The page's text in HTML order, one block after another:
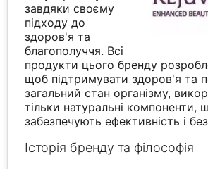
завдяки своєму
підходу до
здоров'я та
благополуччя. Всі
продукти цього бренду
щоб підтримувати здоров'я та
загальний стан організму,
тільки натуральні компоненти,
забезпечують ефективність і
Історія бренду та філософія